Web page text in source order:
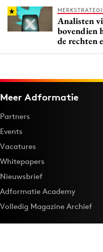
Analisten
bovendien
de rechten
Meer Adformatie
Partners
Events
Vacatures
Whitepapers
Nieuwsbrief
Adformatie Academy
Volledig Magazine Archief